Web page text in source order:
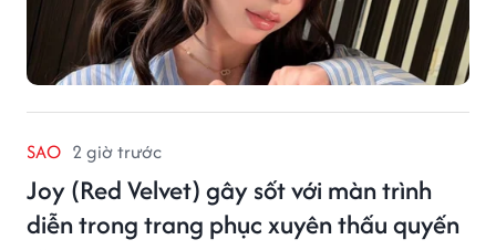
SAO 2 giờ trước
Joy (Red Velvet) gây sốt với màn trình
diễn trong trang phục xuyên thấu quyến